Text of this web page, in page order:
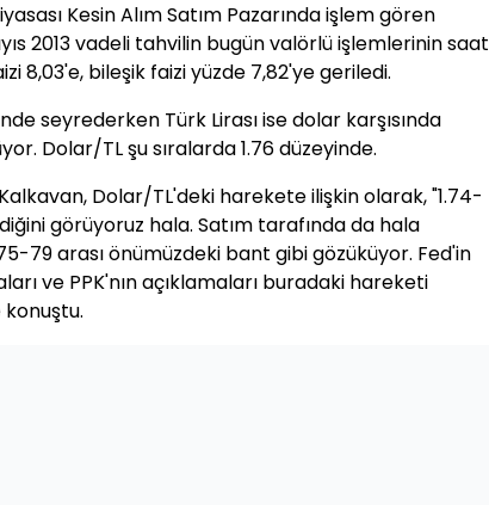
Kesin Alım Satım Pazarında işlem gören
2013 vadeli tahvilin bugün valörlü işlemlerinin saat
8,03'e, bileşik faizi yüzde 7,82'ye geriledi.
seyrederken Türk Lirası ise dolar karşısında
Dolar/TL şu sıralarda 1.76 düzeyinde.
Dolar/TL'deki harekete ilişkin olarak, "1.74-
görüyoruz hala. Satım tarafında da hala
79 arası önümüzdeki bant gibi gözüküyor. Fed'in
ve PPK'nın açıklamaları buradaki hareketi